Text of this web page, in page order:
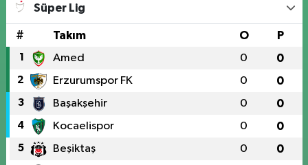
Süper Lig
# Takım O P
1 Amed 0 0
2 Erzurumspor FK 0 0
3 Başakşehir 0 0
4 Kocaelispor 0 0
5 Beşiktaş 0 0